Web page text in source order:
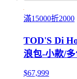
滿15000折2000
TOD'S Di
浪包-小款/
$67,999